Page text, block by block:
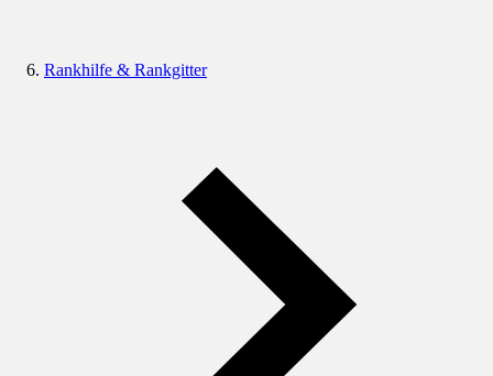
Rankhilfe & Rankgitter